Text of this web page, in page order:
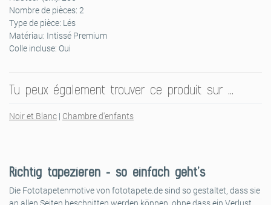
Nombre de pièces: 2
Type de pièce: Lés
Matériau: Intissé Premium
Colle incluse: Oui
Tu peux également trouver ce produit sur …
Noir et Blanc | Chambre d'enfants
Richtig tapezieren – so einfach geht’s
Die Fototapetenmotive von fototapete.de sind so gestaltet, dass sie